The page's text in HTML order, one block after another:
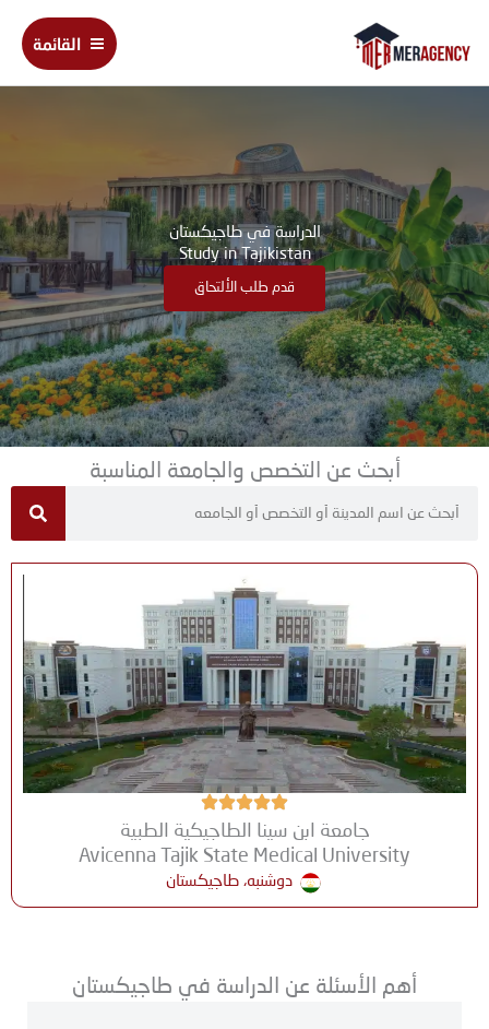
المحتوى
Main
Menu
القائمة
الدراسة في طاجيكستان
Study in Tajikistan
قدم طلب الألتحاق
أبحث عن التخصص والجامعة المناسبة
جامعة ابن سينا ​​الطاجيكية الطبية
Avicenna Tajik State Medical University
دوشنبه، طاجيكستان
أهم الأسئلة عن الدراسة في طاجيكستان